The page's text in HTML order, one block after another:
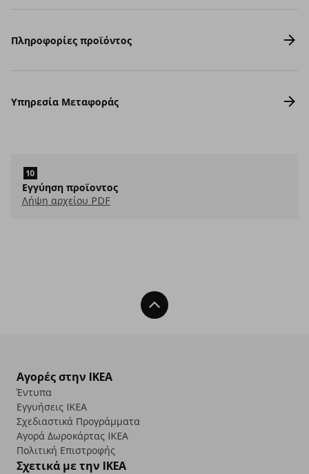
Πληροφορίες προϊόντος
Υπηρεσία Μεταφοράς
Εγγύηση προϊοντος
Λήψη αρχείου PDF
Back To Top
Αγορές στην IKEA
Έντυπα
Εγγυήσεις IKEA
Σχεδιαστικά Προγράμματα
Αγορά Δωρoκάρτας IKEA
Πολιτική Επιστροφής
Σχετικά με την IKEA